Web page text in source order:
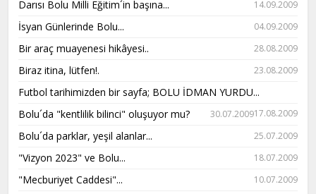
Darısı Bolu Milli Eğitim´in başına... 14.09.2009
İsyan Günlerinde Bolu... 04.09.2009
Bir araç muayenesi hikâyesi.. 28.08.2009
Biraz itina, lütfen!. 23.08.2009
Futbol tarihimizden bir sayfa; BOLU İDMAN YURDU...
17.08.2009
Bolu´da "kentlilik bilinci" oluşuyor mu? 30.07.2009
Bolu´da parklar, yeşil alanlar... 25.07.2009
"Vizyon 2023" ve Bolu... 18.07.2009
"Mecburiyet Caddesi"... 10.07.2009